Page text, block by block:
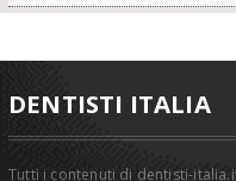
DENTISTI ITALIA
Tutti i contenuti di dentisti-